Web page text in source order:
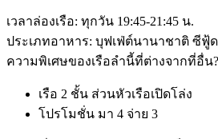
เวลาล่องเรือ: ทุกวัน 19:45-21:45 น.
ประเภทอาหาร: บุฟเฟ่ต์นานาชาติ ซีฟู้
ความพิเศษของเรือลำนี้ที่ต่างจากที่อื่น?
เรือ 2 ชั้น ส่วนหัวเรือเปิดโล่ง
โปรโมชั่น มา 4 จ่าย 3